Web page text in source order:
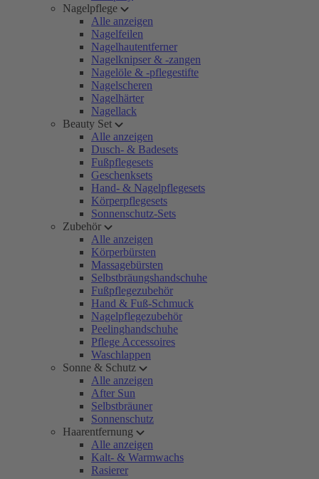
Nagelpflege
Alle anzeigen
Nagelfeilen
Nagelhautentferner
Nagelknipser & -zangen
Nagelöle & -pflegestifte
Nagelscheren
Nagelhärter
Nagellack
Beauty Set
Alle anzeigen
Dusch- & Badesets
Fußpflegesets
Geschenksets
Hand- & Nagelpflegesets
Körperpflegesets
Sonnenschutz-Sets
Zubehör
Alle anzeigen
Körperbürsten
Massagebürsten
Selbstbräungshandschuhe
Fußpflegezubehör
Hand & Fuß-Schmuck
Nagelpflegezubehör
Peelinghandschuhe
Pflege Accessoires
Waschlappen
Sonne & Schutz
Alle anzeigen
After Sun
Selbstbräuner
Sonnenschutz
Haarentfernung
Alle anzeigen
Kalt- & Warmwachs
Rasierer